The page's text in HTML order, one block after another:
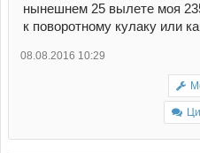
нынешнем 25 вылете моя
к поворотному кулаку или
08.08.2016 10:29